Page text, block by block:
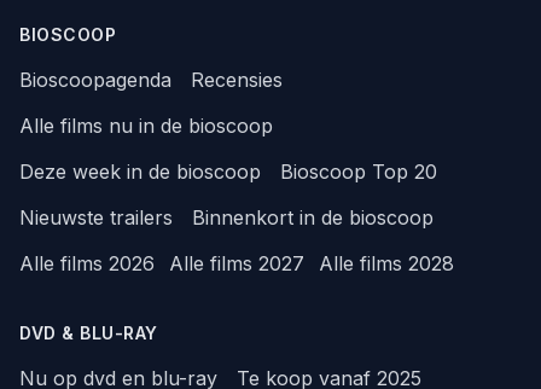
BIOSCOOP
Bioscoopagenda
Recensies
Alle films nu in de bioscoop
Deze week in de bioscoop
Bioscoop Top 20
Nieuwste trailers
Binnenkort in de bioscoop
Alle films 2026
Alle films 2027 Alle films 2028
DVD & BLU-RAY
Nu op dvd en blu-ray
Te koop vanaf 2025